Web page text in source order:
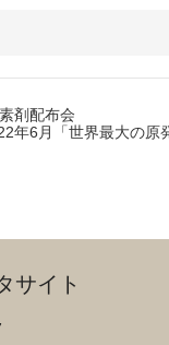
剤配布会
年6月「世界最大の
サイト